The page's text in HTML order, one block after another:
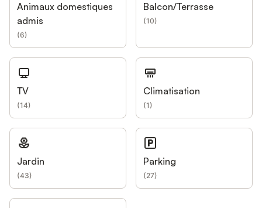
Animaux domestiques
admis
(6)
Balcon/Terrasse
(10)
TV
(14)
Climatisation
(1)
Jardin
(43)
Parking
(27)